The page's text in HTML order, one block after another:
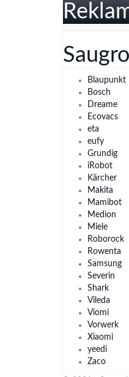
Blaupunkt
Bosch
Dreame
Ecovacs
eta
eufy
Grundig
iRobot
Kärcher
Makita
Mamibot
Medion
Miele
Roborock
Rowenta
Samsung
Severin
Shark
Vileda
Viomi
Vorwerk
Xiaomi
yeedi
Zaco